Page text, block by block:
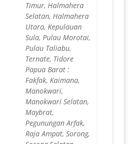
Timur, Halmahera
Selatan, Halmahera
Utara, Kepulauan
Sula, Pulau Morotai,
Pulau Taliabu,
Ternate, Tidore
Papua Barat :
Fakfak, Kaimana,
Manokwari,
Manokwari Selatan,
Maybrat,
Pegunungan Arfak,
Raja Ampat, Sorong,